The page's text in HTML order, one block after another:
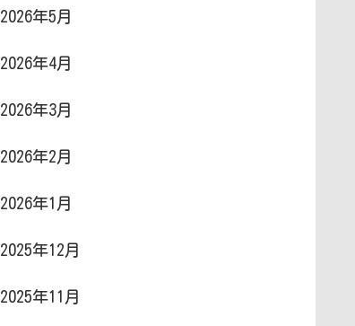
2026年5月
2026年4月
2026年3月
2026年2月
2026年1月
2025年12月
2025年11月